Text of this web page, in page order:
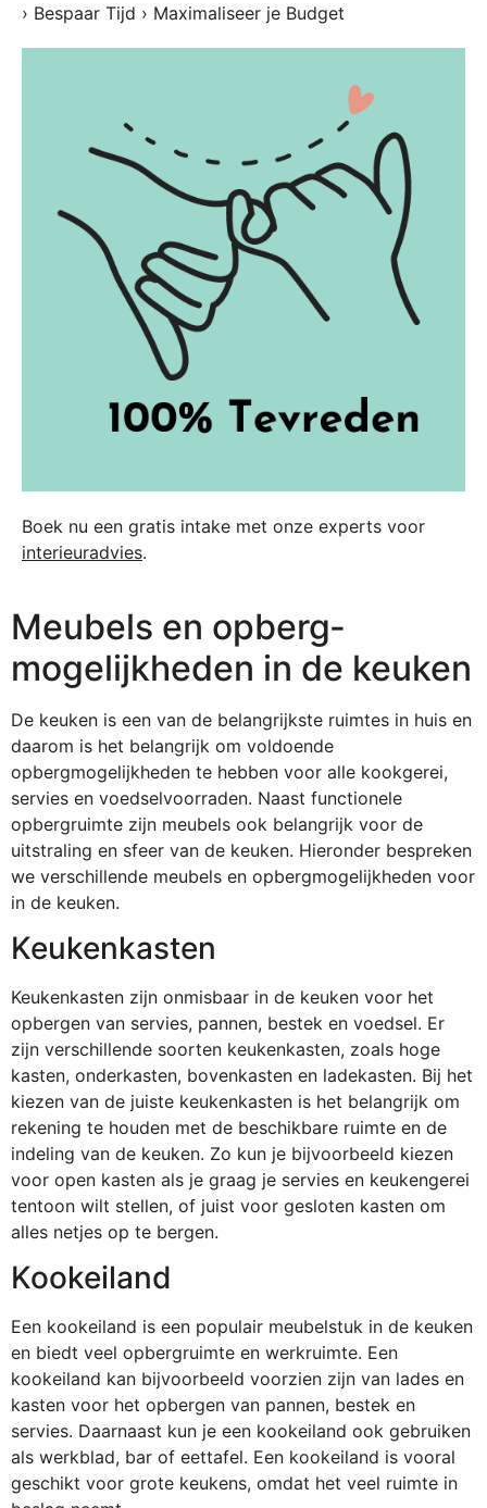
› Bespaar Tijd › Maximaliseer je Budget
Boek nu een gratis intake met onze experts voor
interieuradvies.
Meubels en opberg­
mogelijk­heden in de keuken
De keuken is een van de belangrijkste ruimtes in huis en
daarom is het belangrijk om voldoende
opbergmogelijkheden te hebben voor alle kookgerei,
servies en voedselvoorraden. Naast functionele
opbergruimte zijn meubels ook belangrijk voor de
uitstraling en sfeer van de keuken. Hieronder bespreken
we verschillende meubels en opbergmogelijkheden voor
in de keuken.
Keukenkasten
Keukenkasten zijn onmisbaar in de keuken voor het
opbergen van servies, pannen, bestek en voedsel. Er
zijn verschillende soorten keukenkasten, zoals hoge
kasten, onderkasten, bovenkasten en ladekasten. Bij het
kiezen van de juiste keukenkasten is het belangrijk om
rekening te houden met de beschikbare ruimte en de
indeling van de keuken. Zo kun je bijvoorbeeld kiezen
voor open kasten als je graag je servies en keukengerei
tentoon wilt stellen, of juist voor gesloten kasten om
alles netjes op te bergen.
Kookeiland
Een kookeiland is een populair meubelstuk in de keuken
en biedt veel opbergruimte en werkruimte. Een
kookeiland kan bijvoorbeeld voorzien zijn van lades en
kasten voor het opbergen van pannen, bestek en
servies. Daarnaast kun je een kookeiland ook gebruiken
als werkblad, bar of eettafel. Een kookeiland is vooral
geschikt voor grote keukens, omdat het veel ruimte in